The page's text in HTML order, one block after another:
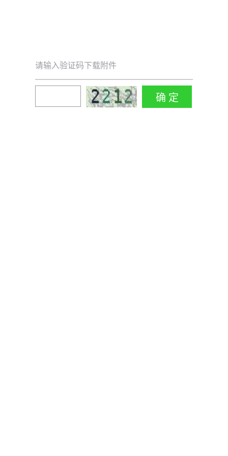
请输入验证码下载附件